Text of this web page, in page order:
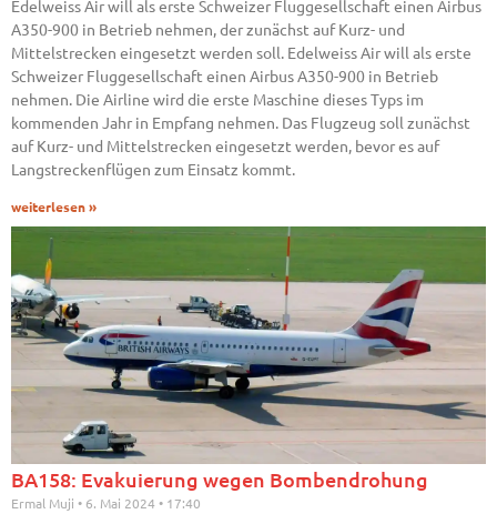
Edelweiss Air will als erste Schweizer Fluggesellschaft einen Airbus
A350-900 in Betrieb nehmen, der zunächst auf Kurz- und
Mittelstrecken eingesetzt werden soll. Edelweiss Air will als erste
Schweizer Fluggesellschaft einen Airbus A350-900 in Betrieb
nehmen. Die Airline wird die erste Maschine dieses Typs im
kommenden Jahr in Empfang nehmen. Das Flugzeug soll zunächst
auf Kurz- und Mittelstrecken eingesetzt werden, bevor es auf
Langstreckenflügen zum Einsatz kommt.
weiterlesen »
BA158: Evakuierung wegen Bombendrohung
Ermal Muji 6. Mai 2024 17:40